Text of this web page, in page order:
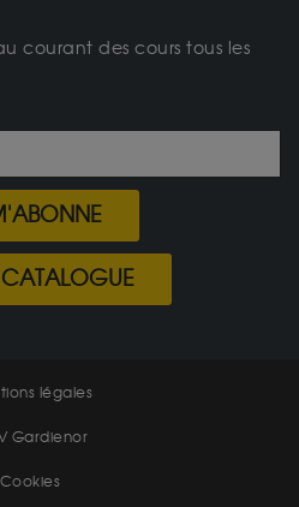
courant des cours tous les
CATALOGUE
légales
Gardienor
Cookies